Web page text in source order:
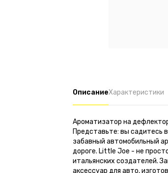
ОписаниеХарактеристики
Ароматизатор на
Представьте: вы садитесь
забавный автомобильный
дороге. Little Joe - не
итальянских создателей.
аксессуар для авто,